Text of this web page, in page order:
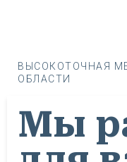
ВЫСОКОТОЧНАЯ
ОБЛАСТИ
Мы